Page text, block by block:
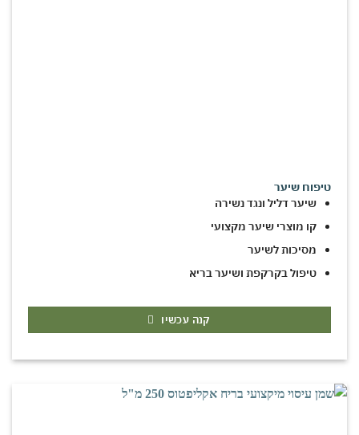
טיפוח שיער
שיער דליל ונגד נשירה
קו מוצרי שיער מקצועי
מסיכות לשיער
טיפול בקרקפת ושיער בריא
קנה עכשיו